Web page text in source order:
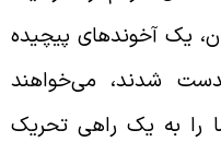
یک آخوندهای پیچیده
شدند، می‌خواهند
به یک راهی تحریک